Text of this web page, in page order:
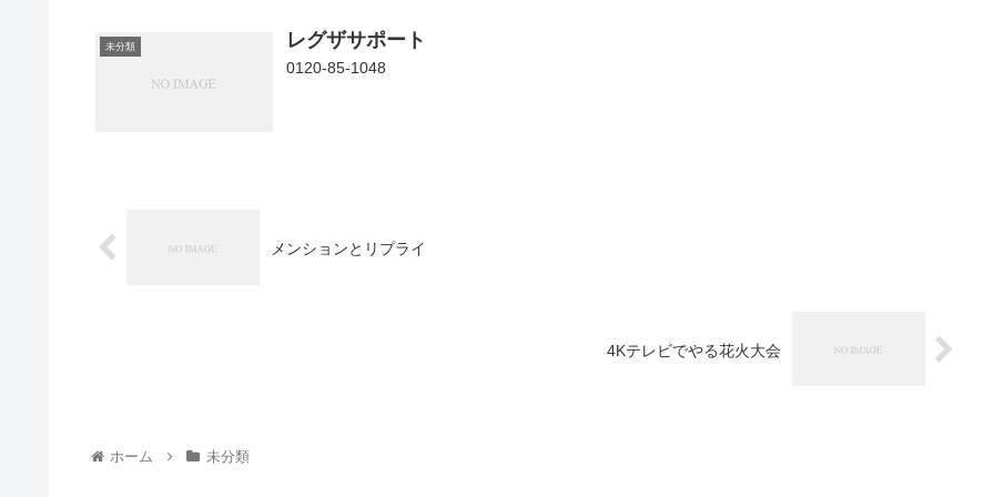
未分類 レグザサポート
0120-85-1048
メンションとリプライ
4Kテレビでやる花火大会
ホーム 未分類